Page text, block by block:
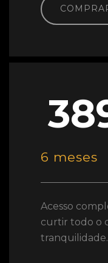
6 meses
Acesso
curtir todo o
tranquilidade.